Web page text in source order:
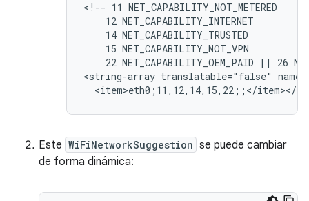
<!-- 11 NET_CAPABILITY_NOT_METERED
    12 NET_CAPABILITY_INTERNET
    14 NET_CAPABILITY_TRUSTED
    15 NET_CAPABILITY_NOT_VPN
22 NET_CAPABILITY_OEM_PAID || 26
<string-array translatable="false"
<item>eth0;11,12,14,15,22;;</item></
Este WiFiNetworkSuggestion se puede cambiar
de forma dinámica: